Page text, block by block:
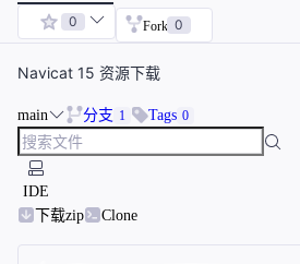
0 Fork 0
Navicat 15 资源下载
main 分支 1 Tags 0
IDE
下载zip
Clone